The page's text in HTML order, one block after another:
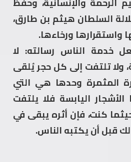
السلطان هيثم بن طارق،
واستقرارها ورخاءها.
الناس رسالته: لا
تلتفت إلى كل حجر يُلقى
المثمرة وحدها هي التي
اليابسة فلا يلتفت
حيثما كنت، فإن أثره يبقى في
قبل أن يكتبه الناس.